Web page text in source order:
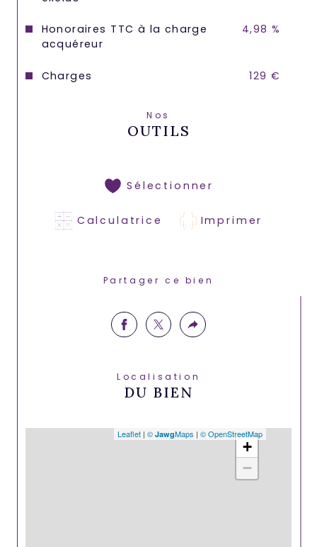
Honoraires TTC à la charge
acquéreur
4,98 %
Charges 129 €
Nos
OUTILS
Sélectionner
Calculatrice Imprimer
Partager ce bien
Localisation
DU BIEN
+
−
Leaflet | © JawgMaps | © OpenStreetMap